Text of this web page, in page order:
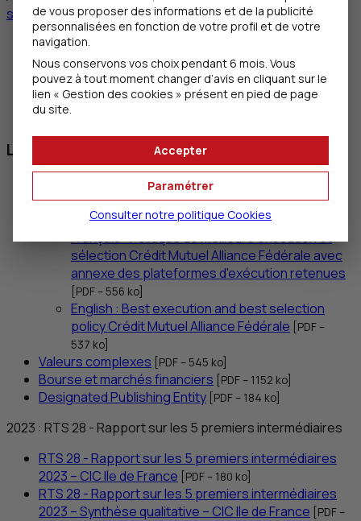
site officiel de la conventionAERAS.
Fiche d'information sur les garanties alternatives
[PDF – 489ko]
(documentAFECEI- Association Française des
Etablissements de Crédit & des Entreprises
d'Investissement)
La Bourse et les risques financiers
Convention de compte titres et services
d’investissement[PDF– 2,2mo]
2 évolution réglementaire[PDF– 105ko
Français : Politique de meilleure exécution et
sélection Crédit Mutuel Alliance Fédérale avec
annexe des plateformes d'exécution retenues
PDF – 556 ko]
English : Best execution and best selection
policy Crédit Mutuel Alliance Fédérale
PDF –
537 ko]
Valeurs complexes PDF – 545 ko]
Bourse et marchés financiers PDF – 1152 ko]
Designated Publishing Entity PDF – 184 ko]
2023 : RTS 28 - Rapport sur les 5 premiers intermédiaires
RTS28 - Rapport sur les 5 premiers intermédiaires
2023 – CICIle de France PDF – 180 ko]
RTS28 - Rapport sur les 5 premiers intermédiaires
2023 – Synthèse qualitative – CICIle de France PDF –
de vous proposer des informations et de la publicité
personnalisées en fonction de votre profil et de votre
navigation.
Nous conservons vos choix pendant 6 mois. Vous
pouvez à tout moment changer d’avis en cliquant sur le
lien « Gestion des cookies » présent en pied de page
du site.
Accepter
Paramétrer
Consulter notre politique Cookies